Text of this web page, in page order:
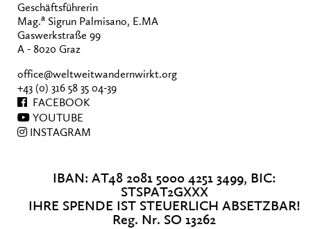
Geschäftsführerin
Mag.a Sigrun Palmisano, E.MA
Gaswerkstraße 99
A - 8020 Graz
office@weltweitwandernwirkt.org
+43 (0) 316 58 35 04-39
FACEBOOK
YOUTUBE
INSTAGRAM
IBAN: AT48 2081 5000 4251 3499, BIC:
STSPAT2GXXX
IHRE SPENDE IST STEUERLICH ABSETZBAR!
Reg. Nr. SO 13262